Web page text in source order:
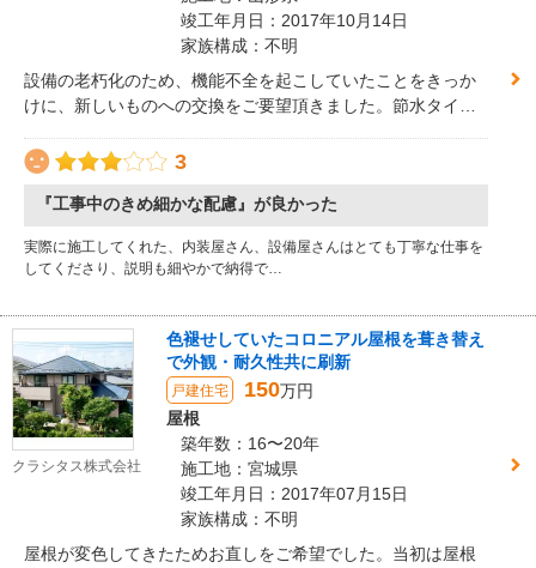
りました。さらに外壁には建物への負担を軽減する金属サイ
ディングを採用し、機能はもちろん意匠性にもご満足頂けま
竣工年月日：2017年10月14日
家族構成：不明
設備の老朽化のため、機能不全を起こしていたことをきっか
けに、新しいものへの交換をご要望頂きました。節水タイ
や紙巻器も一新しています。同時に内装の模様替えもご依頼
3
『工事中のきめ細かな配慮』が良かった
実際に施工してくれた、内装屋さん、設備屋さんはとても丁寧な仕事を
してくださり、説明も細やかで納得で…
クラシタス株式会社
色褪せしていたコロニアル屋根を葺き替え
で外観・耐久性共に刷新
戸建住宅 150万円
屋根
築年数：16〜20年
施工地：宮城県
竣工年月日：2017年07月15日
家族構成：不明
屋根が変色してきたためお直しをご希望でした。当初は屋根